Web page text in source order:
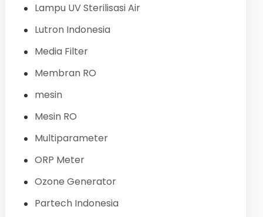
Lampu UV Sterilisasi Air
Lutron Indonesia
Media Filter
Membran RO
mesin
Mesin RO
Multiparameter
ORP Meter
Ozone Generator
Partech Indonesia